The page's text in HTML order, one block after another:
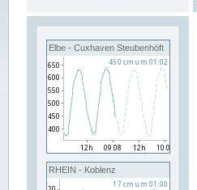
Elbe - Cuxhaven Steubenhöft
RHEIN - Koblenz